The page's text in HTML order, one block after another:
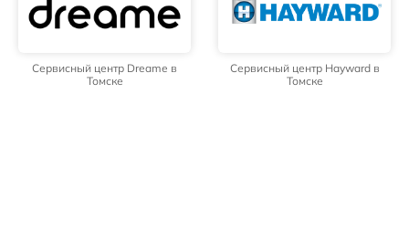
Сервисный центр Dreame в
Томске
Сервисный центр Hayward в
Томске